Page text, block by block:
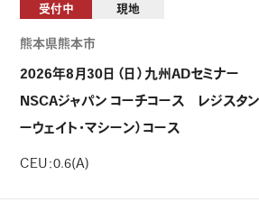
受付中 現地
熊本県熊本市
2026年8月30日（日）九州ADセミナー
NSCAジャパン コーチコース レジスタン
ーウェイト・マシーン）コース
CEU：0.6(A)